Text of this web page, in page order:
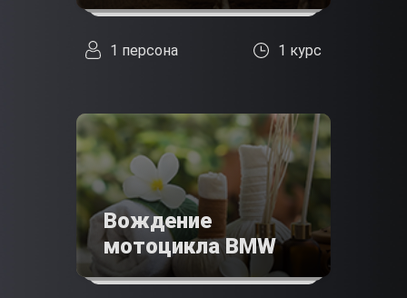
1 персона 1 курс
Вождение
мотоцикла BMW